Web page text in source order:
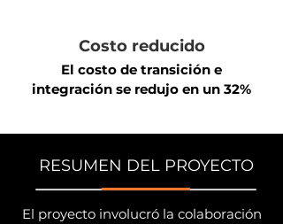
Costo reducido
El costo de transición e
integración se redujo en un 32%
RESUMEN DEL PROYECTO
El proyecto involucró la colaboración